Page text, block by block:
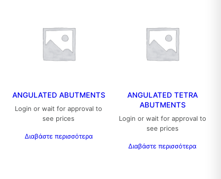
ANGULATED ABUTMENTS
Login or wait for approval to
see prices
Διαβάστε περισσότερα
ANGULATED TETRA
ABUTMENTS
Login or wait for approval to
see prices
Διαβάστε περισσότερα